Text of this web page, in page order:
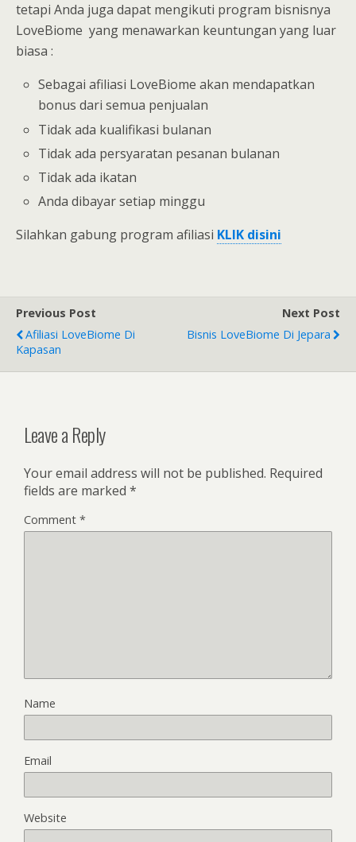
tetapi Anda juga dapat mengikuti program bisnisnya
LoveBiome yang menawarkan keuntungan yang luar
biasa :
Sebagai afiliasi LoveBiome akan mendapatkan
bonus dari semua penjualan
Tidak ada kualifikasi bulanan
Tidak ada persyaratan pesanan bulanan
Tidak ada ikatan
Anda dibayar setiap minggu
Silahkan gabung program afiliasi KLIK disini
Previous Post
Afiliasi LoveBiome Di
Kapasan
Next Post
Bisnis LoveBiome Di Jepara
Leave a Reply
Your email address will not be published. Required
fields are marked *
Comment *
Name
Email
Website